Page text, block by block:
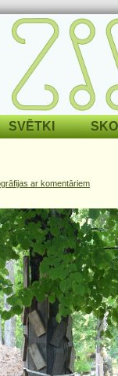
SVĒTKI
ar komentāriem